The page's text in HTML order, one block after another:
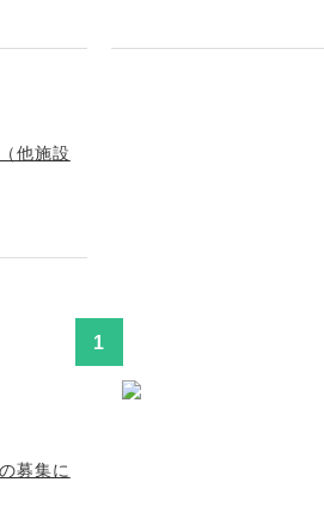
他施設
1
募集に